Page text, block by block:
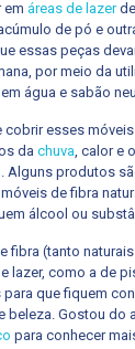
em áreas de lazer
de pó e
essas peças
por meio da
água e sabão
cobrir esses
da chuva , calor e
Alguns produtos
de fibra
álcool ou
fibra (tanto
lazer, como a de
que fiquem
beleza. Gostou do
para conhecer